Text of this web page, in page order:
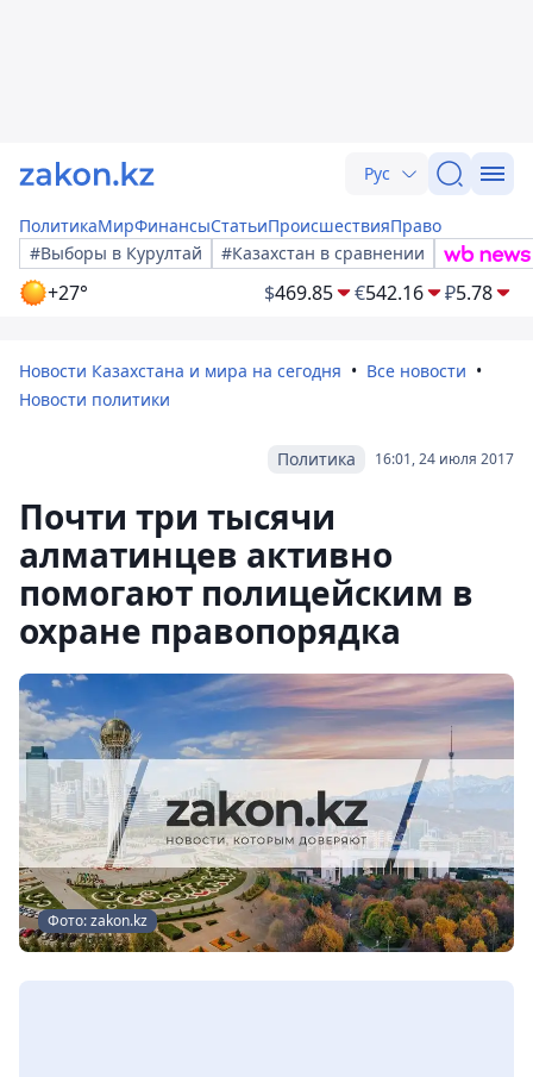
Рус
ПолитикаМирФинансыСтатьиПроисшествияПраво
#Выборы в Курултай
#Казахстан в сравнении
+27° $469.85 €542.16 ₽5.78
Новости Казахстана и мира на сегодня
Все новости
Новости политики
16:01, 24 июля 2017
Политика
Почти три тысячи
алматинцев активно
помогают полицейским в
охране правопорядка
Фото: zakon.kz